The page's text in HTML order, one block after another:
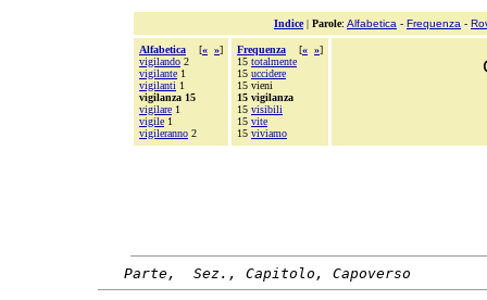
Indice| Parole: Alfabetica - Frequenza -
Alfabetica [« »]
vigilando 2
vigilante 1
vigilanti 1
vigilanza 15
vigilare 1
vigile 1
vigileranno 2
Frequenza [« »]
15 totalmente
15 uccidere
15 vieni
15 vigilanza
15 visibili
15 vite
15 viviamo
Parte,  Sez., Capitolo, Capoverso